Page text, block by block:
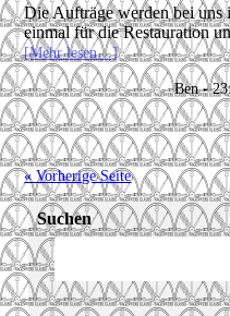
Die Aufträge werden bei
einmal für die Restauration
[Mehr lesen…]
Ben -
« Vorherige Seite
Suchen